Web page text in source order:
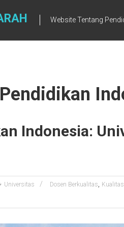
Website Tentang
Indonesia:
Universitas Dosen Berkualitas,